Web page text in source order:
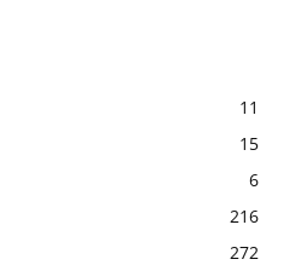
11
15
6
216
272